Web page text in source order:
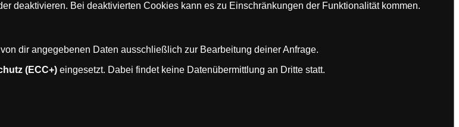
deaktivieren. Bei deaktivierten Cookies kann es zu Einschränkungen der Funktionalität kommen.
dir angegebenen Daten ausschließlich zur Bearbeitung deiner Anfrage.
(ECC+) eingesetzt. Dabei findet keine Datenübermittlung an Dritte statt.